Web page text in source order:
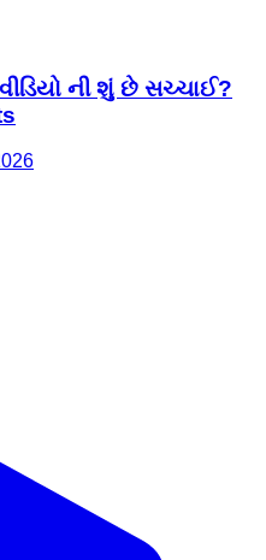
ની શું છે સચ્ચાઈ?